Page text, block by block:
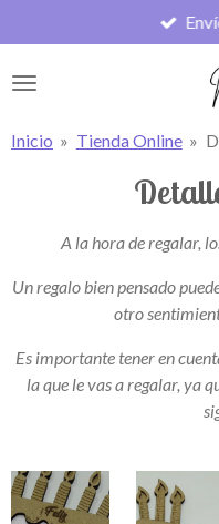
al
contenido
Inicio » Tienda Online »
A la hora de regalar,
Un regalo bien pensado
otro
Es importante tener en
la que le vas a regalar, ya